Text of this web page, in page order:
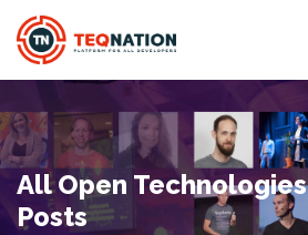
All Open Technologies
Posts